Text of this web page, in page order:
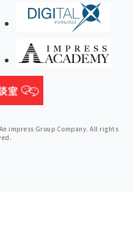
impress Group Company. All rights